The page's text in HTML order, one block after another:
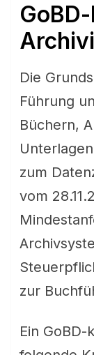
Die
Führung
Büchern,
zum
vom
zur
Ein